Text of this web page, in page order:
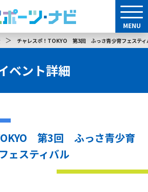
MENU
＞ チャレスポ！TOKYO 第3回 ふっさ青少育フェスティ
ベント詳細
第3回 ふっさ青少育
フェスティバル